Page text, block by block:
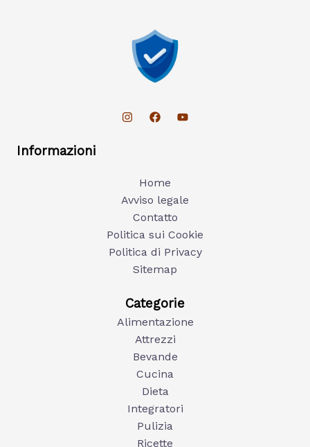
Informazioni
Home
Avviso legale
Contatto
Politica sui Cookie
Politica di Privacy
Sitemap
Categorie
Alimentazione
Attrezzi
Bevande
Cucina
Dieta
Integratori
Pulizia
Ricette